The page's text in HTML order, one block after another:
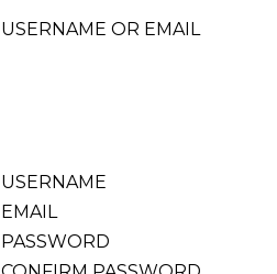
USERNAME OR EMAIL
USERNAME
EMAIL
PASSWORD